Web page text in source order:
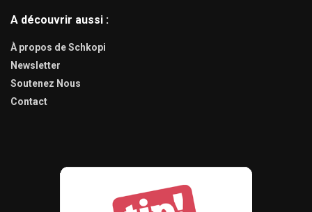
A découvrir aussi :
À propos de Schkopi
Newsletter
Soutenez Nous
Contact